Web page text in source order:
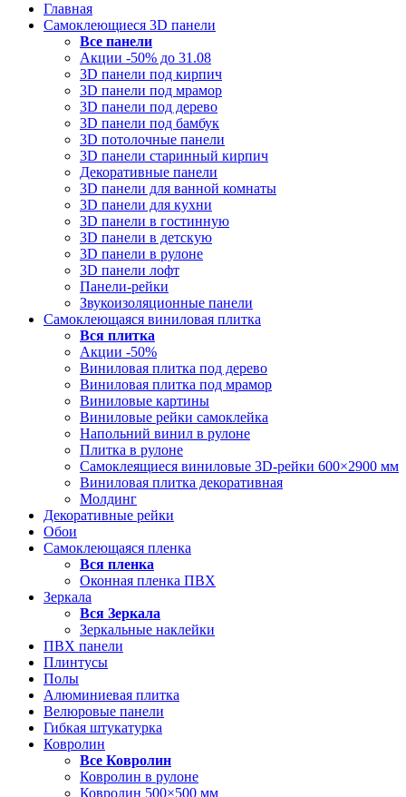
Главная
Самоклеющиеся 3D панели
Все панели
Акции -50% до 31.08
3D панели под кирпич
3D панели под мрамор
3D панели под дерево
3D панели под бамбук
3D потолочные панели
3D панели старинный кирпич
Декоративные панели
3D панели для ванной комнаты
3D панели для кухни
3D панели в гостинную
3D панели в детскую
3D панели в рулоне
3D панели лофт
Панели-рейки
Звукоизоляционные панели
Самоклеющаяся виниловая плитка
Вся плитка
Акции -50%
Виниловая плитка под дерево
Виниловая плитка под мрамор
Виниловые картины
Виниловые рейки самоклейка
Напольний винил в рулоне
Плитка в рулоне
Самоклеящиеся виниловые 3D‑рейки 600×2900 мм
Виниловая плитка декоративная
Молдинг
Декоративные рейки
Обои
Самоклеющаяся пленка
Вся пленка
Оконная пленка ПВХ
Зеркала
Вся Зеркала
Зеркальные наклейки
ПВХ панели
Плинтусы
Полы
Алюминиевая плитка
Велюровые панели
Гибкая штукатурка
Ковролин
Все Ковролин
Ковролин в рулоне
Ковролин 500×500 мм